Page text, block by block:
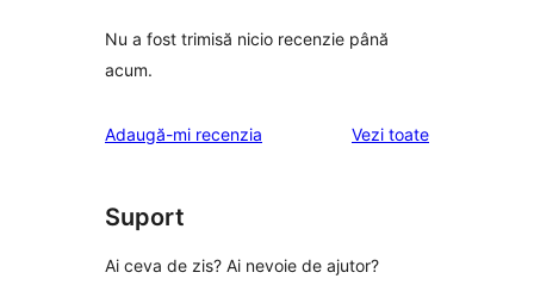
Nu a fost trimisă nicio recenzie până
acum.
Adaugă-mi recenzia Vezi toaterecenziile
Suport
Ai ceva de zis? Ai nevoie de ajutor?